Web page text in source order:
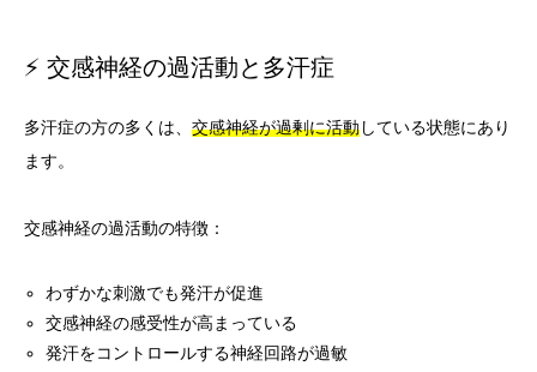
⚡ 交感神経の過活動と多汗症
多汗症の方の多くは、 交感神経が過剰に活動している状態にあり
ます。
交感神経の過活動の特徴：
わずかな刺激でも発汗が促進
交感神経の感受性が高まっている
発汗をコントロールする神経回路が過敏